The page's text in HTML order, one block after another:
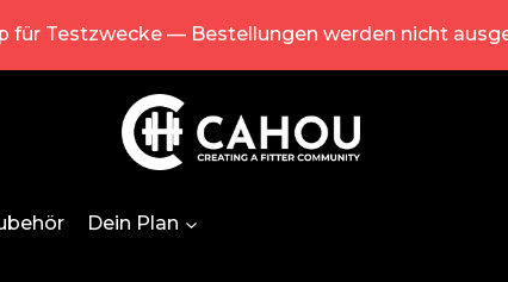
für Testzwecke — Bestellungen werden nicht
Dein Plan